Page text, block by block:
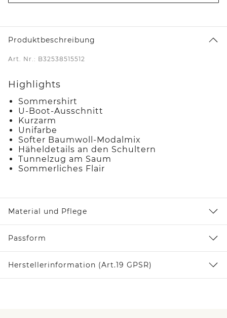
Produktbeschreibung
Art. Nr.: B32538515512
Highlights
Sommershirt
U-Boot-Ausschnitt
Kurzarm
Unifarbe
Softer Baumwoll-Modalmix
Häheldetails an den Schultern
Tunnelzug am Saum
Sommerliches Flair
Material und Pflege
Passform
Herstellerinformation (Art.19 GPSR)